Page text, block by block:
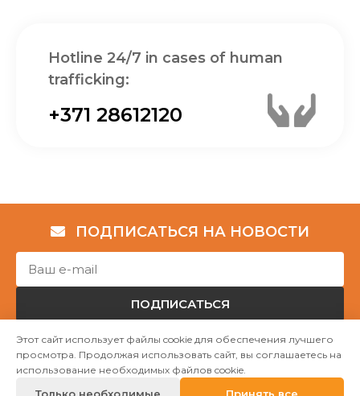
Hotline 24/7 in cases of human
trafficking:
+371 28612120
ПОДПИСАТЬСЯ НА НОВОСТИ
ПОДПИСАТЬСЯ
Авторские права © НГО „Убежище "Надёжный дом""
Этот сайт использует файлы cookie для обеспечения лучшего
просмотра. Продолжая использовать сайт, вы соглашаетесь на
использование необходимых файлов cookie.